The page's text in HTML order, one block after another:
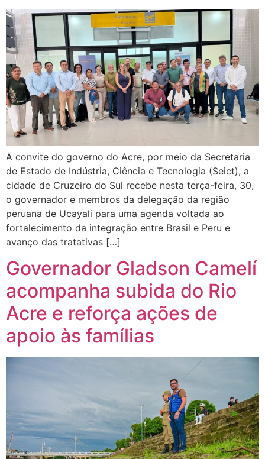
A convite do governo do Acre, por meio da Secretaria
de Estado de Indústria, Ciência e Tecnologia (Seict), a
cidade de Cruzeiro do Sul recebe nesta terça-feira, 30,
o governador e membros da delegação da região
peruana de Ucayali para uma agenda voltada ao
fortalecimento da integração entre Brasil e Peru e
avanço das tratativas […]
Governador Gladson Camelí
acompanha subida do Rio
Acre e reforça ações de
apoio às famílias